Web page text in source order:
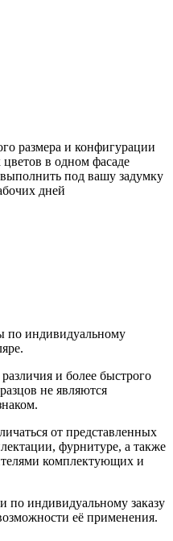
размера и конфигурации
в одном фасаде
под вашу задумку
дней
по индивидуальному
и более быстрого
не являются
от представленных
фурнитуре, а также
комплектующих и
по индивидуальному заказу
её применения.